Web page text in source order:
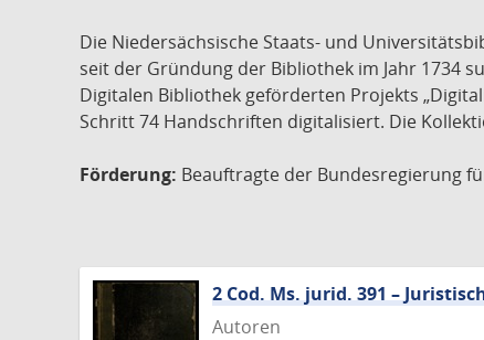
Die Niedersächsische Staats- und
seit der Gründung der Bibliothek im Jahr 1734
Digitalen Bibliothek geförderten Projekts
Schritt 74 Handschriften digitalisiert. Die
Förderung: Beauftragte der Bundesregierung
2 Cod. Ms. jurid. 391 –
Autoren